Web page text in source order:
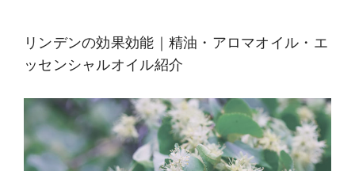
リンデンの効果効能｜精油・アロマオイル・エ
ッセンシャルオイル紹介